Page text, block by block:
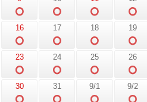
16 17 18 19
23 24 25 26
30 31 9/1 9/2